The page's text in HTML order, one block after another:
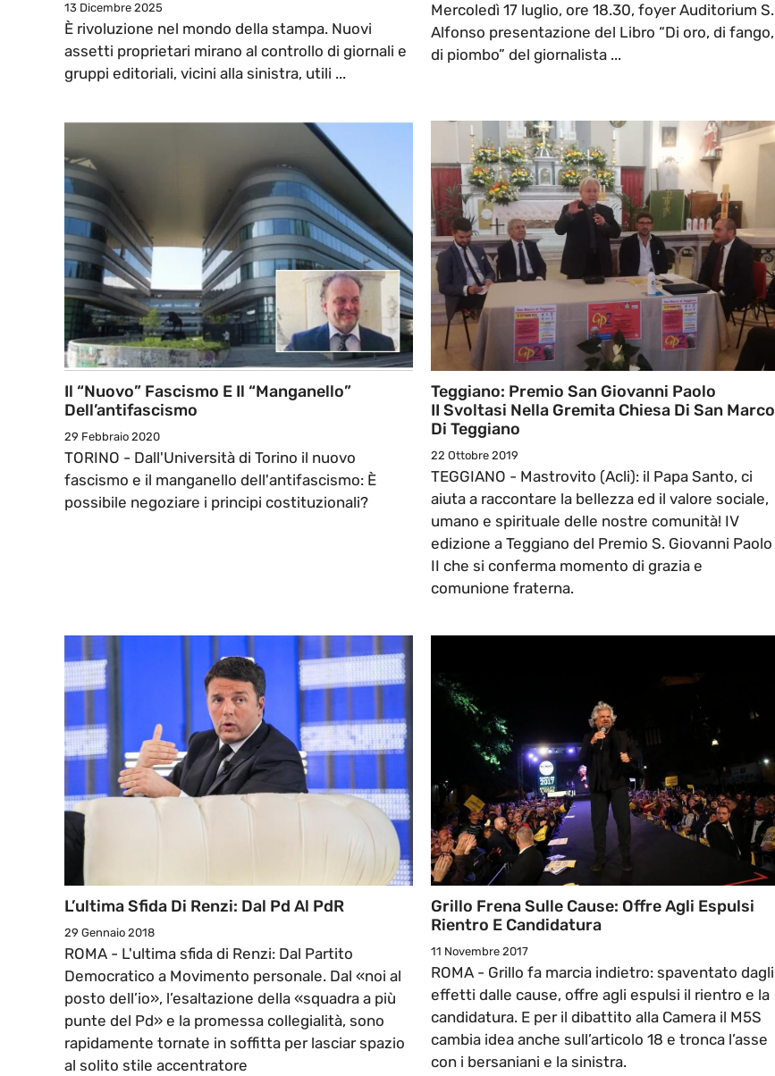
13 Dicembre 2025
È rivoluzione nel mondo della stampa. Nuovi
assetti proprietari mirano al controllo di giornali e
gruppi editoriali, vicini alla sinistra, utili ...
Mercoledì 17 luglio, ore 18.30, foyer Auditorium S.
Alfonso presentazione del Libro “Di oro, di fango,
di piombo” del giornalista ...
Il “nuovo” Fascismo E Il “manganello”
Dell’antifascismo
29 Febbraio 2020
TORINO - Dall'Università di Torino il nuovo
fascismo e il manganello dell'antifascismo: È
possibile negoziare i principi costituzionali?
Teggiano: Premio San Giovanni Paolo
II Svoltasi Nella Gremita Chiesa Di San Marco
Di Teggiano
22 Ottobre 2019
TEGGIANO - Mastrovito (Acli): il Papa Santo, ci
aiuta a raccontare la bellezza ed il valore sociale,
umano e spirituale delle nostre comunità! IV
edizione a Teggiano del Premio S. Giovanni Paolo
II che si conferma momento di grazia e
comunione fraterna.
L’ultima Sfida Di Renzi: Dal Pd Al PdR
29 Gennaio 2018
ROMA - L'ultima sfida di Renzi: Dal Partito
Democratico a Movimento personale. Dal «noi al
posto dell’io», l’esaltazione della «squadra a più
punte del Pd» e la promessa collegialità, sono
rapidamente tornate in soffitta per lasciar spazio
al solito stile accentratore
Grillo Frena Sulle Cause: Offre Agli Espulsi
Rientro E Candidatura
11 Novembre 2017
ROMA - Grillo fa marcia indietro: spaventato dagli
effetti dalle cause, offre agli espulsi il rientro e la
candidatura. E per il dibattito alla Camera il M5S
cambia idea anche sull’articolo 18 e tronca l’asse
con i bersaniani e la sinistra.